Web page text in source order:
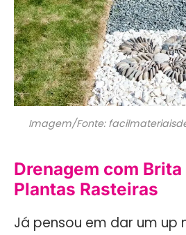
Imagem/Fonte:
Drenagem com
Plantas Rasteiras
Já pensou em dar um up